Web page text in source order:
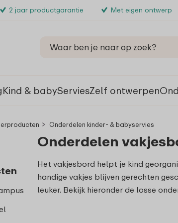
2 jaar productgarantie Met eigen ontwerp
Kind & babyServiesZelf ontwerpen
Onderdelen kinder- & babyservies
Onderdelen
Het vakjesbord helpt je kind
handige vakjes blijven gerechten
leuker. Bekijk hieronder de losse